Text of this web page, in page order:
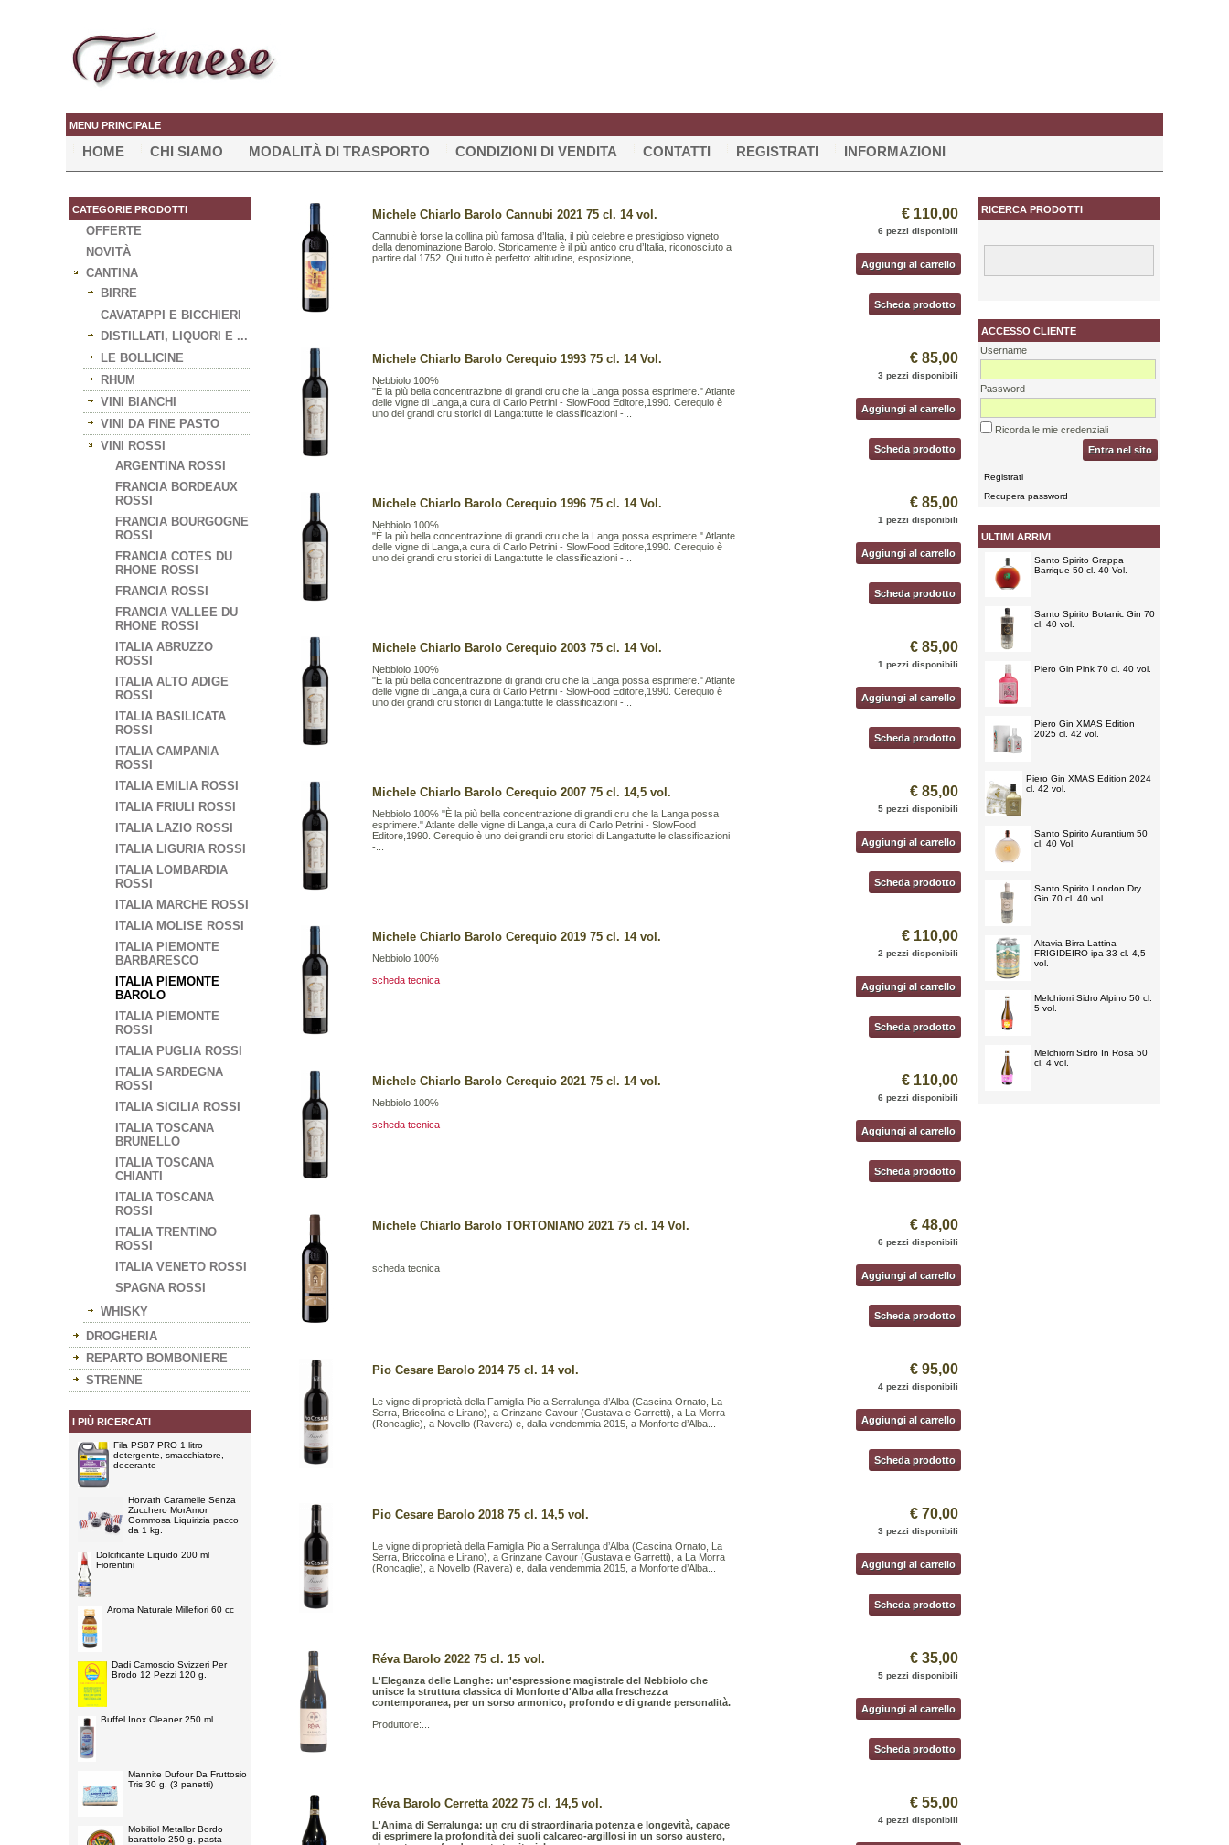
MENU PRINCIPALE
HOME CHI SIAMO MODALITÀ DI TRASPORTO CONDIZIONI DI VENDITA CONTATTI REGISTRATI INFORMAZIONI
CATEGORIE PRODOTTI
OFFERTE
NOVITÀ
CANTINA
BIRRE
CAVATAPPI E BICCHIERI
DISTILLATI, LIQUORI E ...
LE BOLLICINE
RHUM
VINI BIANCHI
VINI DA FINE PASTO
VINI ROSSI
ARGENTINA ROSSI
FRANCIA BORDEAUX
ROSSI
FRANCIA BOURGOGNE
ROSSI
FRANCIA COTES DU
RHONE ROSSI
FRANCIA ROSSI
FRANCIA VALLEE DU
RHONE ROSSI
ITALIA ABRUZZO
ROSSI
ITALIA ALTO ADIGE
ROSSI
ITALIA BASILICATA
ROSSI
ITALIA CAMPANIA
ROSSI
ITALIA EMILIA ROSSI
ITALIA FRIULI ROSSI
ITALIA LAZIO ROSSI
ITALIA LIGURIA ROSSI
ITALIA LOMBARDIA
ROSSI
ITALIA MARCHE ROSSI
ITALIA MOLISE ROSSI
ITALIA PIEMONTE
BARBARESCO
ITALIA PIEMONTE
BAROLO
ITALIA PIEMONTE
ROSSI
ITALIA PUGLIA ROSSI
ITALIA SARDEGNA
ROSSI
ITALIA SICILIA ROSSI
ITALIA TOSCANA
BRUNELLO
ITALIA TOSCANA
CHIANTI
ITALIA TOSCANA
ROSSI
ITALIA TRENTINO
ROSSI
ITALIA VENETO ROSSI
SPAGNA ROSSI
WHISKY
DROGHERIA
REPARTO BOMBONIERE
STRENNE
I PIÙ RICERCATI
Fila PS87 PRO 1 litro
detergente, smacchiatore,
decerante
Horvath Caramelle Senza
Zucchero MorAmor
Gommosa Liquirizia pacco
da 1 kg.
Dolcificante Liquido 200 ml
Fiorentini
Aroma Naturale Millefiori 60 cc
Dadi Camoscio Svizzeri Per
Brodo 12 Pezzi 120 g.
Buffel Inox Cleaner 250 ml
Mannite Dufour Da Fruttosio
Tris 30 g. (3 panetti)
Mobiliol Metallor Bordo
barattolo 250 g. pasta
Michele Chiarlo Barolo Cannubi 2021 75 cl. 14 vol.
Cannubi è forse la collina più famosa d’Italia, il più celebre e prestigioso vigneto
della denominazione Barolo. Storicamente è il più antico cru d’Italia, riconosciuto a
partire dal 1752. Qui tutto è perfetto: altitudine, esposizione,...
€ 110,00
6 pezzi disponibili
Aggiungi al carrello
Scheda prodotto
Michele Chiarlo Barolo Cerequio 1993 75 cl. 14 Vol.
Nebbiolo 100%
"È la più bella concentrazione di grandi cru che la Langa possa esprimere." Atlante
delle vigne di Langa,a cura di Carlo Petrini - SlowFood Editore,1990. Cerequio è
uno dei grandi cru storici di Langa:tutte le classificazioni -...
€ 85,00
3 pezzi disponibili
Aggiungi al carrello
Scheda prodotto
Michele Chiarlo Barolo Cerequio 1996 75 cl. 14 Vol.
Nebbiolo 100%
"È la più bella concentrazione di grandi cru che la Langa possa esprimere." Atlante
delle vigne di Langa,a cura di Carlo Petrini - SlowFood Editore,1990. Cerequio è
uno dei grandi cru storici di Langa:tutte le classificazioni -...
€ 85,00
1 pezzi disponibili
Aggiungi al carrello
Scheda prodotto
Michele Chiarlo Barolo Cerequio 2003 75 cl. 14 Vol.
Nebbiolo 100%
"È la più bella concentrazione di grandi cru che la Langa possa esprimere." Atlante
delle vigne di Langa,a cura di Carlo Petrini - SlowFood Editore,1990. Cerequio è
uno dei grandi cru storici di Langa:tutte le classificazioni -...
€ 85,00
1 pezzi disponibili
Aggiungi al carrello
Scheda prodotto
Michele Chiarlo Barolo Cerequio 2007 75 cl. 14,5 vol.
Nebbiolo 100% "È la più bella concentrazione di grandi cru che la Langa possa
esprimere." Atlante delle vigne di Langa,a cura di Carlo Petrini - SlowFood
Editore,1990. Cerequio è uno dei grandi cru storici di Langa:tutte le classificazioni
-...
€ 85,00
5 pezzi disponibili
Aggiungi al carrello
Scheda prodotto
Michele Chiarlo Barolo Cerequio 2019 75 cl. 14 vol.
Nebbiolo 100%
scheda tecnica
€ 110,00
2 pezzi disponibili
Aggiungi al carrello
Scheda prodotto
Michele Chiarlo Barolo Cerequio 2021 75 cl. 14 vol.
Nebbiolo 100%
scheda tecnica
€ 110,00
6 pezzi disponibili
Aggiungi al carrello
Scheda prodotto
Michele Chiarlo Barolo TORTONIANO 2021 75 cl. 14 Vol.
scheda tecnica
€ 48,00
6 pezzi disponibili
Aggiungi al carrello
Scheda prodotto
Pio Cesare Barolo 2014 75 cl. 14 vol.
Le vigne di proprietà della Famiglia Pio a Serralunga d’Alba (Cascina Ornato, La
Serra, Briccolina e Lirano), a Grinzane Cavour (Gustava e Garretti), a La Morra
(Roncaglie), a Novello (Ravera) e, dalla vendemmia 2015, a Monforte d’Alba...
€ 95,00
4 pezzi disponibili
Aggiungi al carrello
Scheda prodotto
Pio Cesare Barolo 2018 75 cl. 14,5 vol.
Le vigne di proprietà della Famiglia Pio a Serralunga d’Alba (Cascina Ornato, La
Serra, Briccolina e Lirano), a Grinzane Cavour (Gustava e Garretti), a La Morra
(Roncaglie), a Novello (Ravera) e, dalla vendemmia 2015, a Monforte d’Alba...
€ 70,00
3 pezzi disponibili
Aggiungi al carrello
Scheda prodotto
Réva Barolo 2022 75 cl. 15 vol.
L'Eleganza delle Langhe: un'espressione magistrale del Nebbiolo che
unisce la struttura classica di Monforte d'Alba alla freschezza
contemporanea, per un sorso armonico, profondo e di grande personalità.
Produttore:...
€ 35,00
5 pezzi disponibili
Aggiungi al carrello
Scheda prodotto
Réva Barolo Cerretta 2022 75 cl. 14,5 vol.
L'Anima di Serralunga: un cru di straordinaria potenza e longevità, capace
di esprimere la profondità dei suoli calcareo-argillosi in un sorso austero,
€ 55,00
4 pezzi disponibili
RICERCA PRODOTTI
ACCESSO CLIENTE
Username
Password
Ricorda le mie credenziali
Entra nel sito
Registrati
Recupera password
ULTIMI ARRIVI
Santo Spirito Grappa
Barrique 50 cl. 40 Vol.
Santo Spirito Botanic Gin 70
cl. 40 vol.
Piero Gin Pink 70 cl. 40 vol.
Piero Gin XMAS Edition
2025 cl. 42 vol.
Piero Gin XMAS Edition 2024
cl. 42 vol.
Santo Spirito Aurantium 50
cl. 40 Vol.
Santo Spirito London Dry
Gin 70 cl. 40 vol.
Altavia Birra Lattina
FRIGIDEIRO ipa 33 cl. 4,5
vol.
Melchiorri Sidro Alpino 50 cl.
5 vol.
Melchiorri Sidro In Rosa 50
cl. 4 vol.